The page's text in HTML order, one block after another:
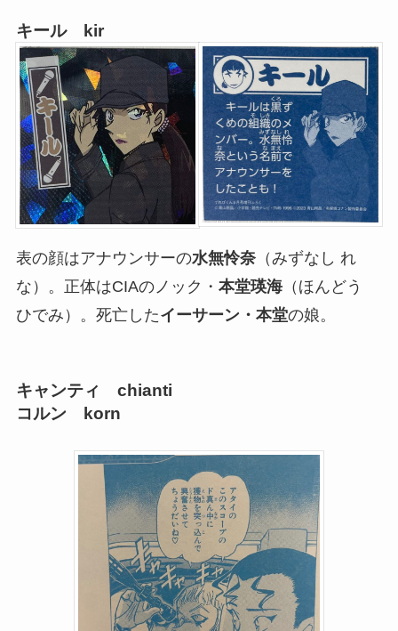
キール kir
表の顔はアナウンサーの水無怜奈（みずなし れ
な）。正体はCIAのノック・ 本堂瑛海（ほんどう
ひでみ）。死亡したイーサーン・本堂の娘。
キャンティ chianti
コルン korn